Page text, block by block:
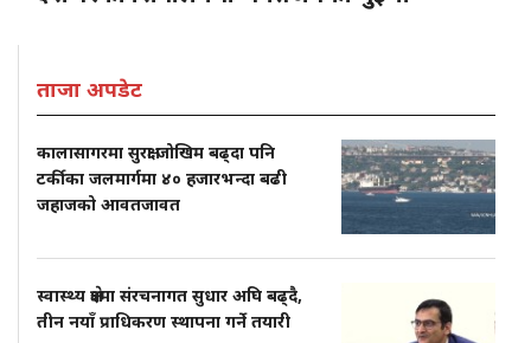
ताजा अपडेट
कालासागरमा सुरक्षा जोखिम बढ्दा पनि
टर्कीका जलमार्गमा ४० हजारभन्दा बढी
जहाजको आवतजावत
स्वास्थ्य क्षेत्रमा संरचनागत सुधार अघि बढ्दै,
तीन नयाँ प्राधिकरण स्थापना गर्ने तयारी